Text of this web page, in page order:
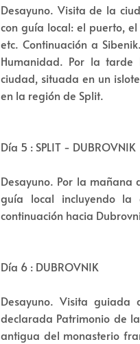
Desayuno. Visita de la
con guía local: el puerto,
etc. Continuación a
Humanidad. Por la
ciudad, situada en un
en la región de Split.
Día 5 : SPLIT - DUBROVNIK
Desayuno. Por la
guía local incluyendo la
continuación hacia
Día 6 : DUBROVNIK
Desayuno. Visita
declarada Patrimonio de
antigua del monasterio